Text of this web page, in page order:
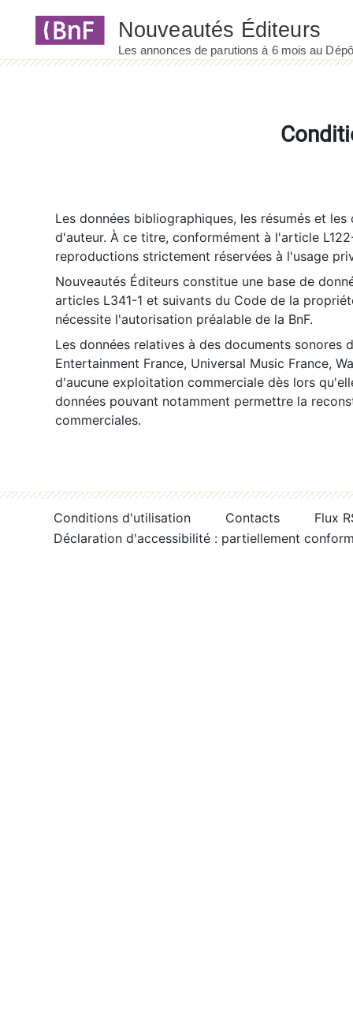
Les données bibliographiques, les résumés et
d'auteur. À ce titre, conformément à l'article
reproductions strictement réservées à l'usage
Nouveautés Éditeurs constitue une base de
articles L341-1 et suivants du Code de la
nécessite l'autorisation préalable de la BnF.
Les données relatives à des documents sonores
Entertainment France, Universal Music France,
d'aucune exploitation commerciale dès lors
données pouvant notamment permettre la
commerciales.
Conditions d'utilisation Contacts
Flux
Déclaration d'accessibilité : partiellement